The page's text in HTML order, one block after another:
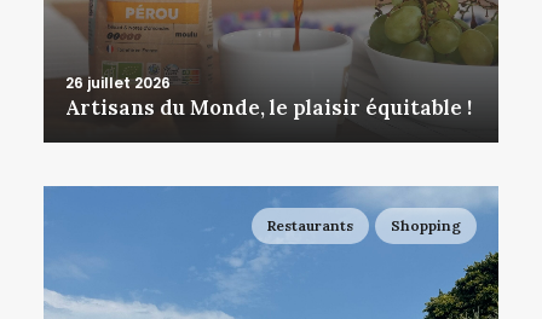
26 juillet 2026
Artisans du Monde, le plaisir équitable !
Restaurants Shopping